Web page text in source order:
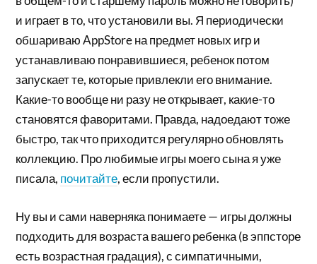
и играет в то, что установили вы. Я периодически
обшариваю AppStore на предмет новых игр и
устанавливаю понравившиеся, ребенок потом
запускает те, которые привлекли его внимание.
Какие-то вообще ни разу не открывает, какие-то
становятся фаворитами. Правда, надоедают тоже
быстро, так что приходится регулярно обновлять
коллекцию. Про любимые игры моего сына я уже
писала, почитайте, если пропустили.
Ну вы и сами наверняка понимаете — игры должны
подходить для возраста вашего ребенка (в эппсторе
есть возрастная градация), с симпатичными,